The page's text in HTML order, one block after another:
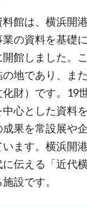
館は、横浜開
の資料を基礎
館しました。
の地であり、ま
財）です。19
心とした資料
果を常設展や
います。横浜開
に伝える「近代
設です。